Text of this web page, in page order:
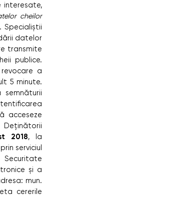
interesate,
cheilor
datelor
transmite
publice.
a
5 minute.
acceseze
2018, la
serviciul
Securitate
și a
mun.
cererile